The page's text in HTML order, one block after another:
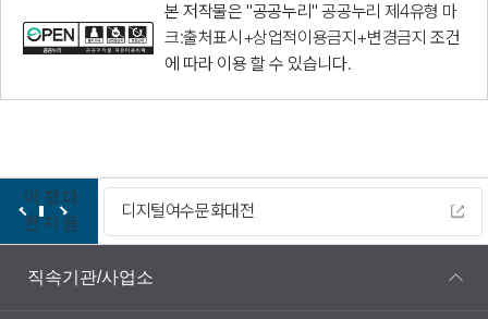
본 저작물은 "공공누리"공공누리 제4유형 마
크:출처표시+상업적이용금지+변경금지 조건
에 따라 이용 할 수 있습니다.
이
전
정
지
다
음
디지털여수문화대전
직속기관/사업소